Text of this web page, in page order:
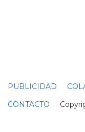
PUBLICIDAD
CONTACTO